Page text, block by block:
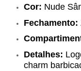
Cor: Nude
Fechamento:
Detalhes:
charm